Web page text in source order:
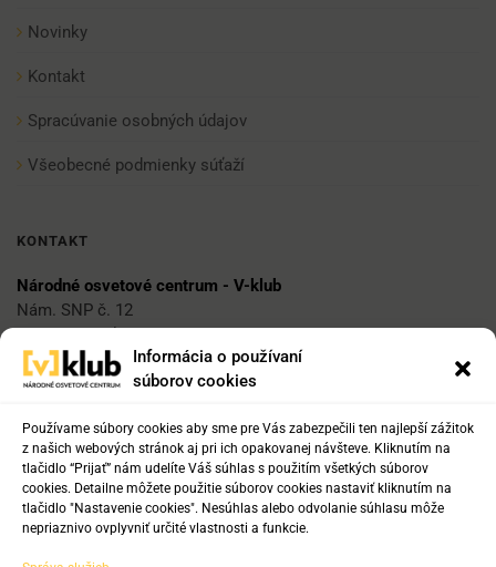
Informácia o používaní
súborov cookies
Používame súbory cookies aby sme pre Vás zabezpečili ten najlepší zážitok
z našich webových stránok aj pri ich opakovanej návšteve. Kliknutím na
tlačidlo “Prijať” nám udelíte Váš súhlas s použitím všetkých súborov
cookies. Detailne môžete použitie súborov cookies nastaviť kliknutím na
tlačidlo "Nastavenie cookies". Nesúhlas alebo odvolanie súhlasu môže
nepriaznivo ovplyvniť určité vlastnosti a funkcie.
Novinky
Kontakt
Spracúvanie osobných údajov
Všeobecné podmienky súťaží
KONTAKT
Národné osvetové centrum - V-klub
Nám. SNP č. 12
812 34 Bratislava 1
vklub@nocka.sk
Tel:
+421 2 204 71 217